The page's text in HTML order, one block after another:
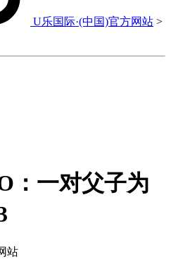
U乐国际·(中国)官方网站 >
：一对父子为
站